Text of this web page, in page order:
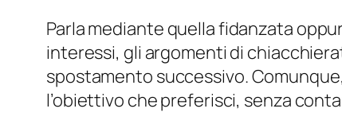
Parla mediante quella fidanzata
interessi, gli argomenti di
spostamento successivo.
l’obiettivo che preferisci, senza